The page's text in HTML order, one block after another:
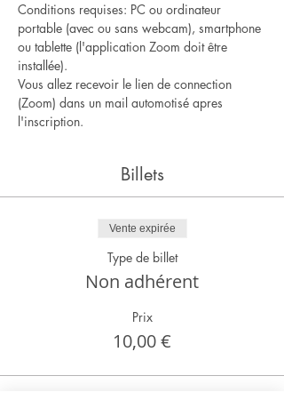
Conditions requises: PC ou ordinateur
portable (avec ou sans webcam), smartphone
ou tablette (l'application Zoom doit être
installée).
Vous allez recevoir le lien de connection
(Zoom) dans un mail automotisé apres
l'inscription.
Billets
Vente expirée
Type de billet
Non adhérent
Prix
10,00 €